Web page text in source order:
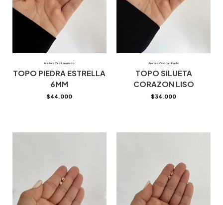
Aretes Oro Laminado
TOPO PIEDRA ESTRELLA
6MM
$44.000
Aretes Oro Laminado
TOPO SILUETA
CORAZON LISO
$34.000